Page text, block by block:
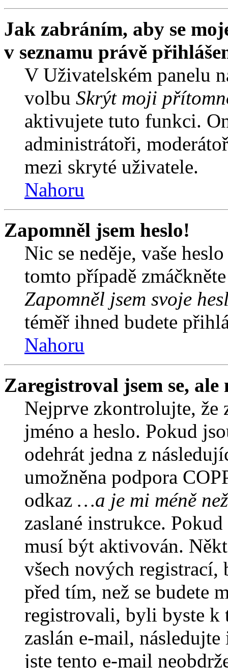
Jak zabráním, aby se
v seznamu právě
V Uživatelském panelu
volbu Skrýt moji
aktivujete tuto funkci.
administrátoři,
mezi skryté uživatele.
Nahoru
Zapomněl jsem heslo!
Nic se neděje, vaše
tomto případě
Zapomněl jsem svoje
téměř ihned budete
Nahoru
Zaregistroval jsem se,
Nejprve zkontrolujte, že
jméno a heslo. Pokud
odehrát jedna z
umožněna podpora
odkaz …a je mi méně
zaslané instrukce.
musí být aktivován.
všech nových
před tím, než se budete
registrovali, byli byste k
zaslán e-mail,
jste tento e-mail